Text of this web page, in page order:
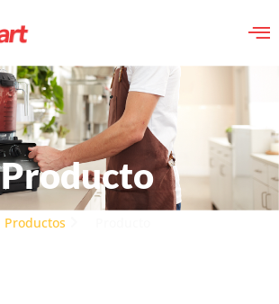
Producto
Productos